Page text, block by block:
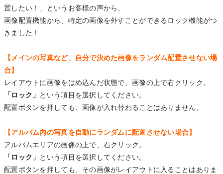
置したい！」というお客様の声から、
画像配置機能から、特定の画像を外すことができるロック機能がつ
きました！
【メインの写真など、自分で決めた画像をランダム配置させない場
合】
レイアウトに画像をはめ込んだ状態で、画像の上で右クリック。
「ロック」 という項目を選択してください。
配置ボタンを押しても、画像が入れ替わることはありません。
【アルバム内の写真を自動にランダムに配置させない場合】
アルバムエリアの画像の上で、右クリック。
「ロック」 という項目を選択してください。
配置ボタンを押しても、その画像がレイアウトに入ることはありま